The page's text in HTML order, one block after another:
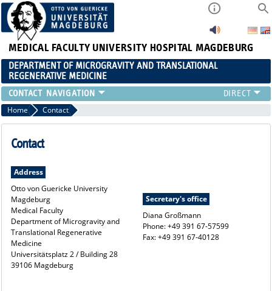
MEDICAL FACULTY UNIVERSITY HOSPITAL MAGDEBURG
DEPARTMENT OF MICROGRAVITY AND TRANSLATIONAL
REGENERATIVE MEDICINE
CONTACT
Home Contact
Contact
Address
Otto von Guericke University
Magdeburg
Medical Faculty
Department of Microgravity and
Translational Regenerative
Medicine
Universitätsplatz 2 / Building 28
39106 Magdeburg
Secretary's office
Diana Großmann
Phone: +49 391 67-57599
Fax: +49 391 67-40128